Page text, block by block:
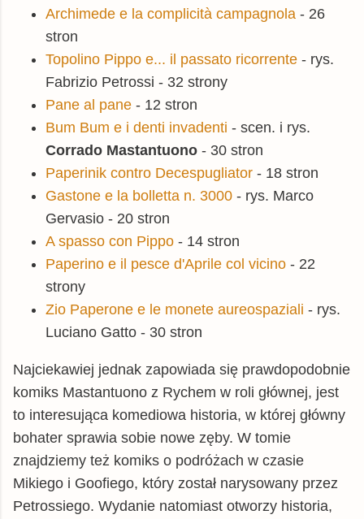
Archimede e la complicità campagnola - 26
stron
Topolino Pippo e... il passato ricorrente - rys.
Fabrizio Petrossi - 32 strony
Pane al pane - 12 stron
Bum Bum e i denti invadenti - scen. i rys.
Corrado Mastantuono - 30 stron
Paperinik contro Decespugliator - 18 stron
Gastone e la bolletta n. 3000 - rys. Marco
Gervasio - 20 stron
A spasso con Pippo - 14 stron
Paperino e il pesce d'Aprile col vicino - 22
strony
Zio Paperone e le monete aureospaziali - rys.
Luciano Gatto - 30 stron
Najciekawiej jednak zapowiada się prawdopodobnie
komiks Mastantuono z Rychem w roli głównej, jest
to interesująca komediowa historia, w której główny
bohater sprawia sobie nowe zęby. W tomie
znajdziemy też komiks o podróżach w czasie
Mikiego i Goofiego, który został narysowany przez
Petrossiego. Wydanie natomiast otworzy historia,